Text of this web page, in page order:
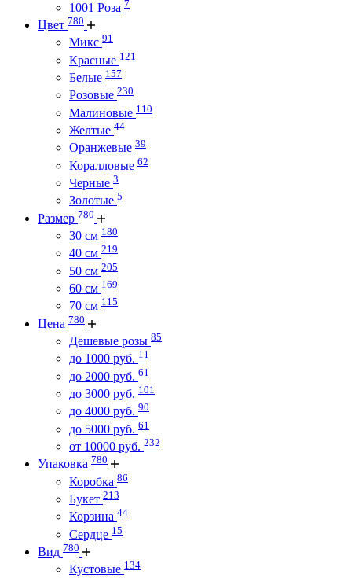
1001 Роза 7
Цвет 780
Микс 91
Красные 121
Белые 157
Розовые 230
Малиновые 110
Желтые 44
Оранжевые 39
Коралловые 62
Черные 3
Золотые 5
Размер 780
30 см 180
40 см 219
50 см 205
60 см 169
70 см 115
Цена 780
Дешевые розы 85
до 1000 руб. 11
до 2000 руб. 61
до 3000 руб. 101
до 4000 руб. 90
до 5000 руб. 61
от 10000 руб. 232
Упаковка 780
Коробка 86
Букет 213
Корзина 44
Сердце 15
Вид 780
Кустовые 134